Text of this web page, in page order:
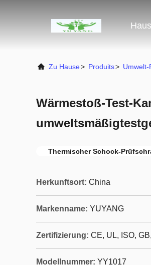
Haus
Zu Hause> Produits>
Wärmestoß-Test-
Thermischer Schock-
Herkunftsort: China
Markenname: YUYANG
Zertifizierung: CE, UL, ISO,
Modellnummer: YY1017